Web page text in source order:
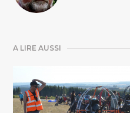
A LIRE AUSSI